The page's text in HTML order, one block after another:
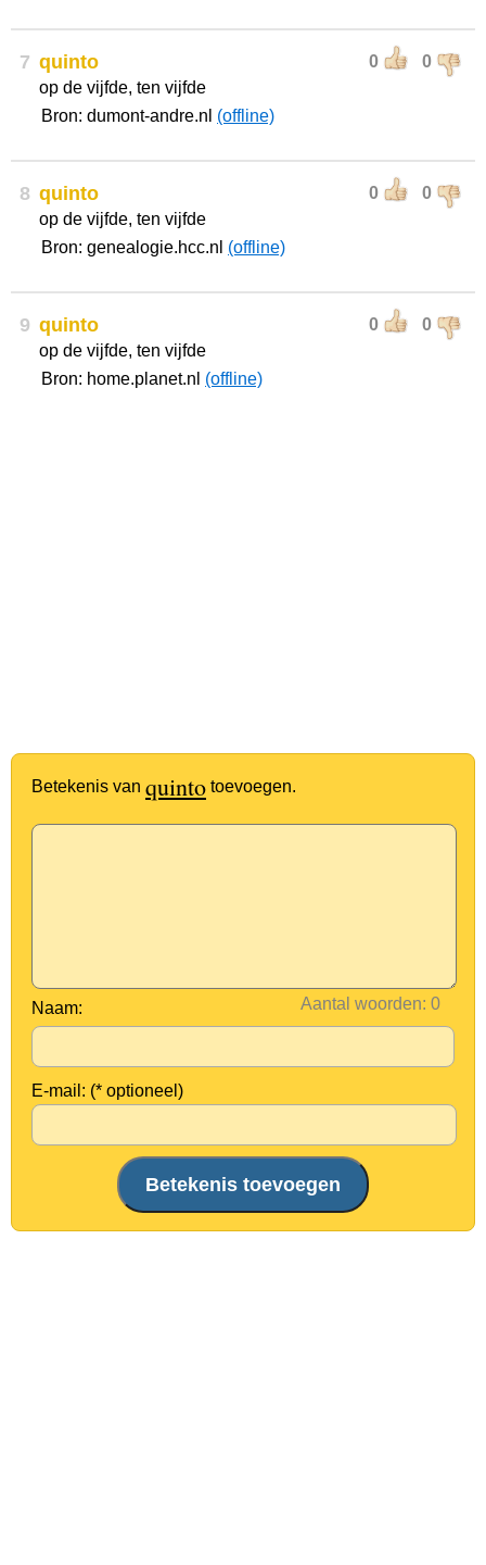
7 0 0
quinto
op de vijfde, ten vijfde
Bron: dumont-andre.nl (offline)
8 0 0
quinto
op de vijfde, ten vijfde
Bron: genealogie.hcc.nl (offline)
9 0 0
quinto
op de vijfde, ten vijfde
Bron: home.planet.nl (offline)
Betekenis van quinto toevoegen.
Aantal woorden:
Naam:
E-mail: (* optioneel)